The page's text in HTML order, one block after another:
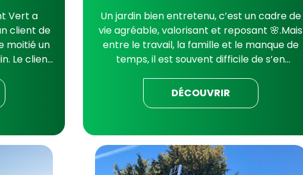
Vert a
client de
moitié un
Le client
du
et
arbres
et les
Un jardin bien entretenu, c’est un cadre de
vie agréable, valorisant et reposant 🌸.Mais
entre le travail, la famille et le manque de
temps, il est souvent difficile de s’en
Font Vert, nous prenons soin de vos
extérieurs toute l’année à Sanary-sur-Mer
bénéficier du crédit d’impôts pour vos
travaux d’entretien de jardins ! Pourquoi
DÉCOUVRIR